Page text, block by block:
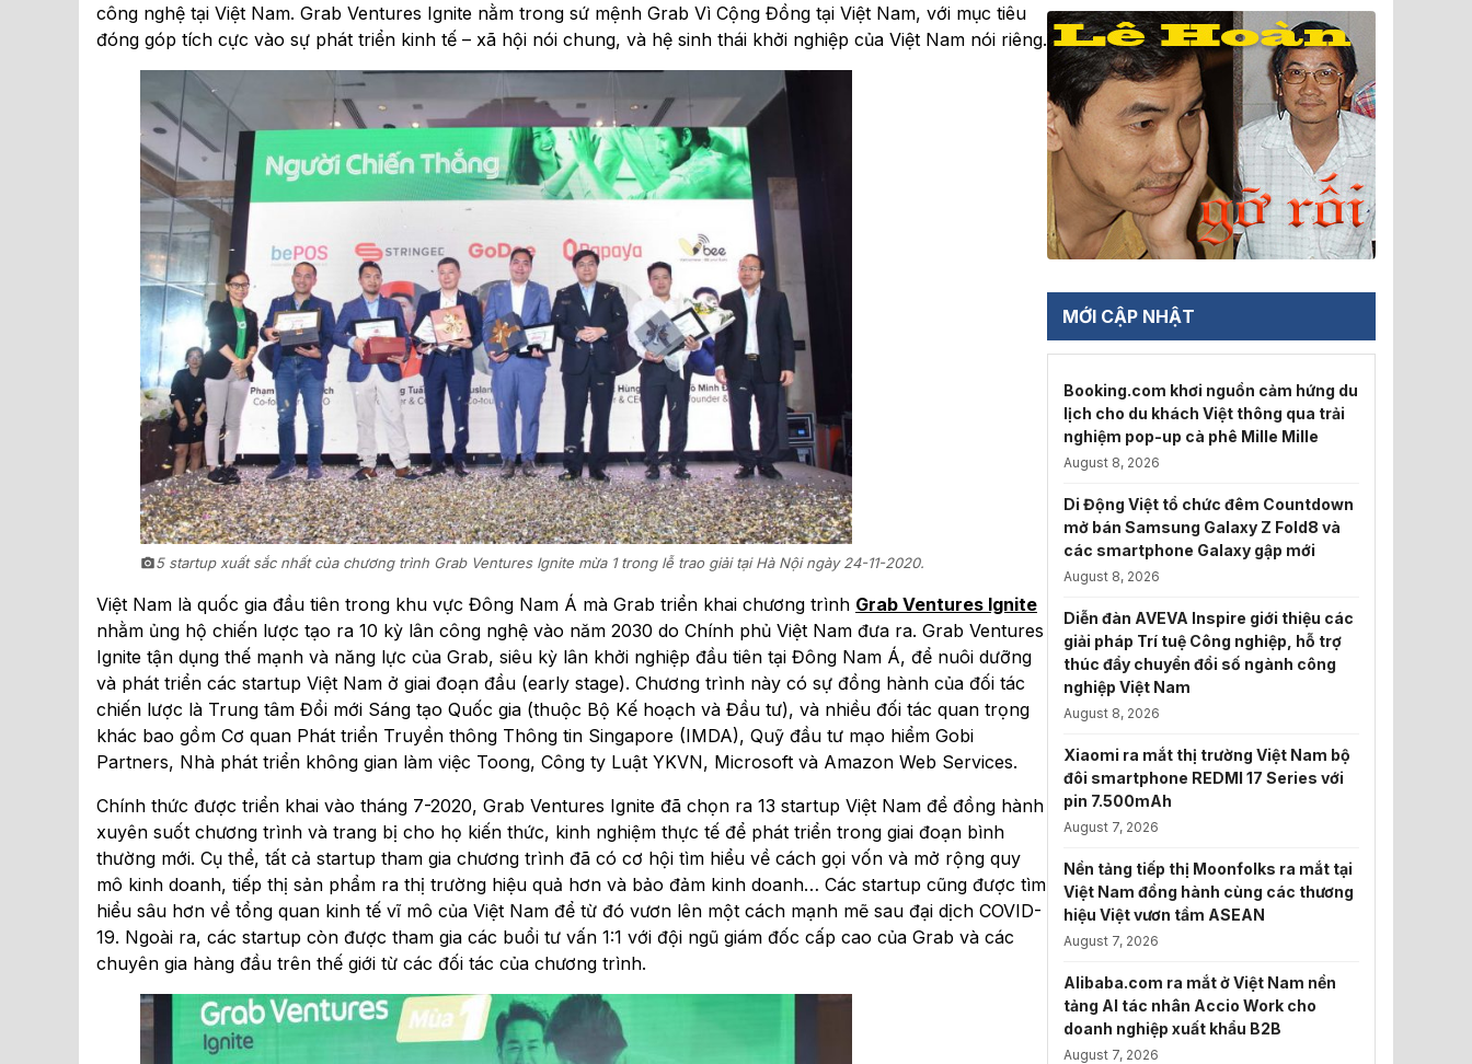
công nghệ tại Việt Nam. Grab Ventures Ignite nằm trong sứ mệnh Grab Vì Cộng Đồng tại Việt Nam, với mục tiêu
đóng góp tích cực vào sự phát triển kinh tế – xã hội nói chung, và hệ sinh thái khởi nghiệp của Việt Nam nói riêng.
5 startup xuất sắc nhất của chương trình Grab Ventures Ignite mừa 1 trong lễ trao giải tại Hà Nội ngày 24-11-2020.
Việt Nam là quốc gia đầu tiên trong khu vực Đông Nam Á mà Grab triển khai chương trình Grab Ventures Ignite
nhằm ủng hộ chiến lược tạo ra 10 kỳ lân công nghệ vào năm 2030 do Chính phủ Việt Nam đưa ra. Grab Ventures
Ignite tận dụng thế mạnh và năng lực của Grab, siêu kỳ lân khởi nghiệp đầu tiên tại Đông Nam Á, để nuôi dưỡng
và phát triển các startup Việt Nam ở giai đoạn đầu (early stage). Chương trình này có sự đồng hành của đối tác
chiến lược là Trung tâm Đổi mới Sáng tạo Quốc gia (thuộc Bộ Kế hoạch và Đầu tư), và nhiều đối tác quan trọng
khác bao gồm Cơ quan Phát triển Truyền thông Thông tin Singapore (IMDA), Quỹ đầu tư mạo hiểm Gobi
Partners, Nhà phát triển không gian làm việc Toong, Công ty Luật YKVN, Microsoft và Amazon Web Services.
Chính thức được triển khai vào tháng 7-2020, Grab Ventures Ignite đã chọn ra 13 startup Việt Nam để đồng hành
xuyên suốt chương trình và trang bị cho họ kiến thức, kinh nghiệm thực tế để phát triển trong giai đoạn bình
thường mới. Cụ thể, tất cả startup tham gia chương trình đã có cơ hội tìm hiểu về cách gọi vốn và mở rộng quy
mô kinh doanh, tiếp thị sản phẩm ra thị trường hiệu quả hơn và bảo đảm kinh doanh… Các startup cũng được tìm
hiểu sâu hơn về tổng quan kinh tế vĩ mô của Việt Nam để từ đó vươn lên một cách mạnh mẽ sau đại dịch COVID-
19. Ngoài ra, các startup còn được tham gia các buổi tư vấn 1:1 với đội ngũ giám đốc cấp cao của Grab và các
chuyên gia hàng đầu trên thế giới từ các đối tác của chương trình.
MỚI CẬP NHẬT
Booking.com khơi nguồn cảm hứng du
lịch cho du khách Việt thông qua trải
nghiệm pop-up cà phê Mille Mille
August 8, 2026
Di Động Việt tổ chức đêm Countdown
mở bán Samsung Galaxy Z Fold8 và
các smartphone Galaxy gập mới
August 8, 2026
Diễn đàn AVEVA Inspire giới thiệu các
giải pháp Trí tuệ Công nghiệp, hỗ trợ
thúc đẩy chuyển đổi số ngành công
nghiệp Việt Nam
August 8, 2026
Xiaomi ra mắt thị trường Việt Nam bộ
đôi smartphone REDMI 17 Series với
pin 7.500mAh
August 7, 2026
Nền tảng tiếp thị Moonfolks ra mắt tại
Việt Nam đồng hành cùng các thương
hiệu Việt vươn tầm ASEAN
August 7, 2026
Alibaba.com ra mắt ở Việt Nam nền
tảng AI tác nhân Accio Work cho
doanh nghiệp xuất khẩu B2B
August 7, 2026